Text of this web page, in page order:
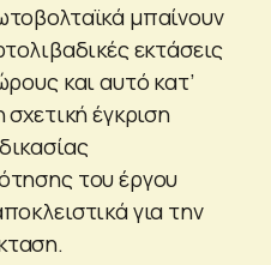
μπαίνουν
εκτάσεις
και αυτό κατ’
έγκριση
του έργου
για την